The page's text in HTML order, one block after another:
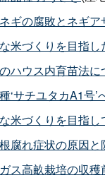
ギの腐敗とネギ
米づくりを目指
ハウス内育苗法に
‘サチユタカA1号
米づくりを目指し
腐れ症状の原因
ス高畝栽培の収